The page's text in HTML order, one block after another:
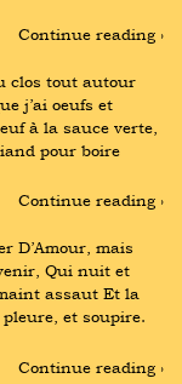
Continue reading ›
clos tout autour
j’ai oeufs et
à la sauce verte,
pour boire
Continue reading ›
D’Amour, mais
Qui nuit et
assaut Et la
et soupire.
Continue reading ›